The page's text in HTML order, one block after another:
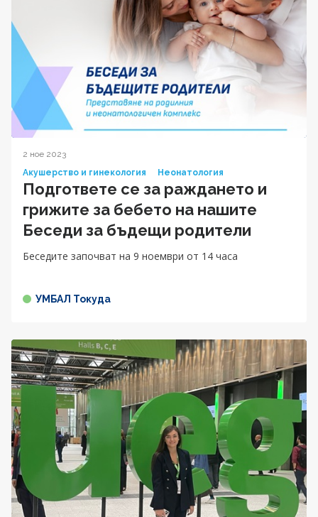
2 ное 2023
Акушерство и гинекология
Неонатология
Подгответе се за раждането и
грижите за бебето на нашите
Беседи за бъдещи родители
Беседите започват на 9 ноември от 14 часа
УМБАЛ Токуда